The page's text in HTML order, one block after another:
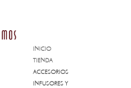
INICIO
TIENDA
ACCESORIOS
INFUSORES Y